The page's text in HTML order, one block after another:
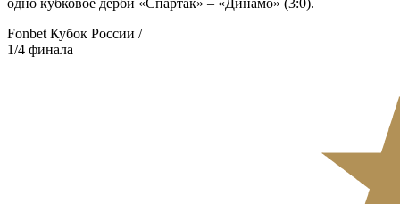
одно кубковое дерби «Спартак» – «Динамо» (3:0).
Fonbet Кубок России /
1/4 финала